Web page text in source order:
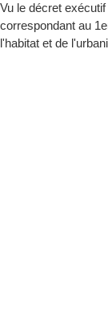
Vu le décret
correspondant au
l'habitat et de